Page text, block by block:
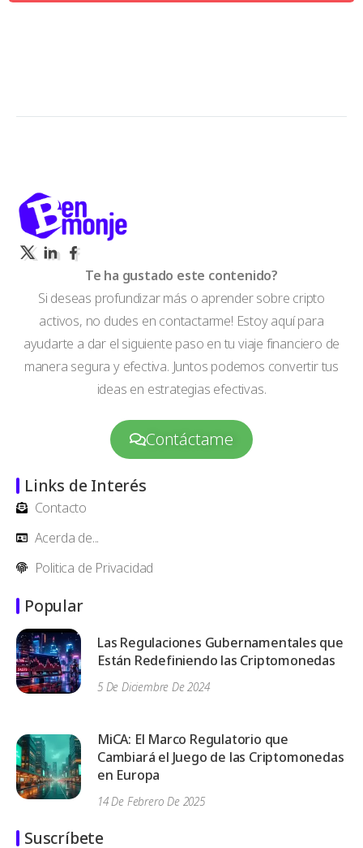
Te ha gustado este contenido?
Si deseas profundizar más o aprender sobre cripto
activos, no dudes en contactarme! Estoy aquí para
ayudarte a dar el siguiente paso en tu viaje financiero de
manera segura y efectiva. Juntos podemos convertir tus
ideas en estrategias efectivas.
Contáctame
Links de Interés
Contacto
Acerda de...
Politica de Privacidad
Popular
Las Regulaciones Gubernamentales que
Están Redefiniendo las Criptomonedas
5 De Diciembre De 2024
MiCA: El Marco Regulatorio que
Cambiará el Juego de las Criptomonedas
en Europa
14 De Febrero De 2025
Suscríbete